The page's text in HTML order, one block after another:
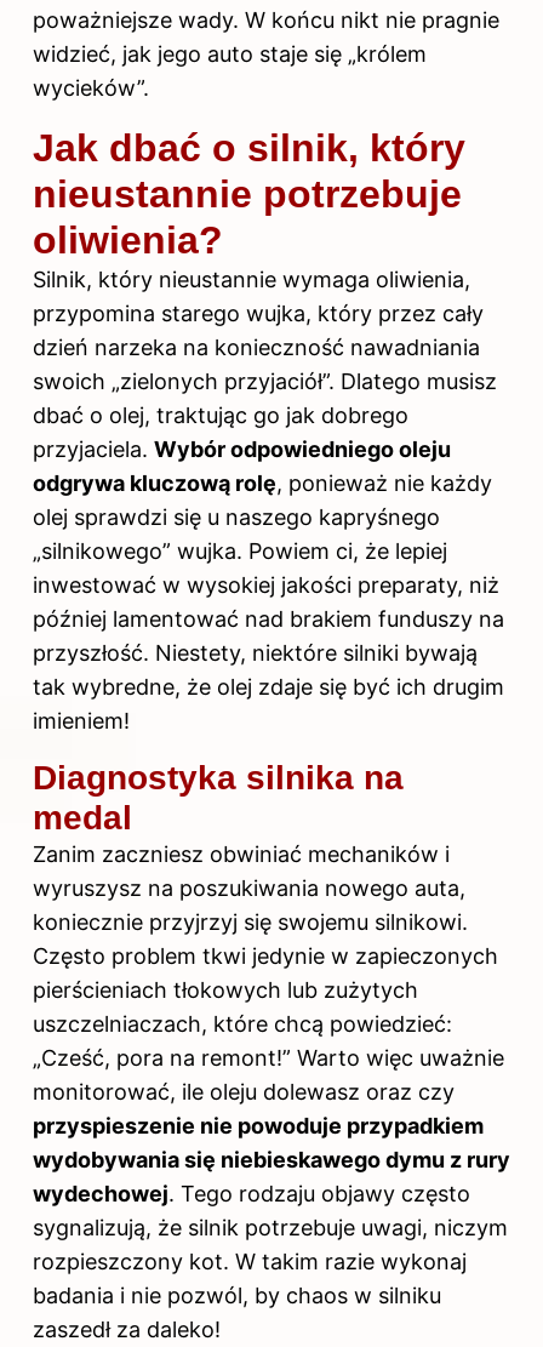
poważniejsze wady. W końcu nikt nie pragnie
widzieć, jak jego auto staje się „królem
wycieków”.
Jak dbać o silnik, który
nieustannie potrzebuje
oliwienia?
Silnik, który nieustannie wymaga oliwienia,
przypomina starego wujka, który przez cały
dzień narzeka na konieczność nawadniania
swoich „zielonych przyjaciół”. Dlatego musisz
dbać o olej, traktując go jak dobrego
przyjaciela. Wybór odpowiedniego oleju
odgrywa kluczową rolę, ponieważ nie każdy
olej sprawdzi się u naszego kapryśnego
„silnikowego” wujka. Powiem ci, że lepiej
inwestować w wysokiej jakości preparaty, niż
później lamentować nad brakiem funduszy na
przyszłość. Niestety, niektóre silniki bywają
tak wybredne, że olej zdaje się być ich drugim
imieniem!
Diagnostyka silnika na
medal
Zanim zaczniesz obwiniać mechaników i
wyruszysz na poszukiwania nowego auta,
koniecznie przyjrzyj się swojemu silnikowi.
Często problem tkwi jedynie w zapieczonych
pierścieniach tłokowych lub zużytych
uszczelniaczach, które chcą powiedzieć:
„Cześć, pora na remont!” Warto więc uważnie
monitorować, ile oleju dolewasz oraz czy
przyspieszenie nie powoduje przypadkiem
wydobywania się niebieskawego dymu z rury
wydechowej. Tego rodzaju objawy często
sygnalizują, że silnik potrzebuje uwagi, niczym
rozpieszczony kot. W takim razie wykonaj
badania i nie pozwól, by chaos w silniku
zaszedł za daleko!